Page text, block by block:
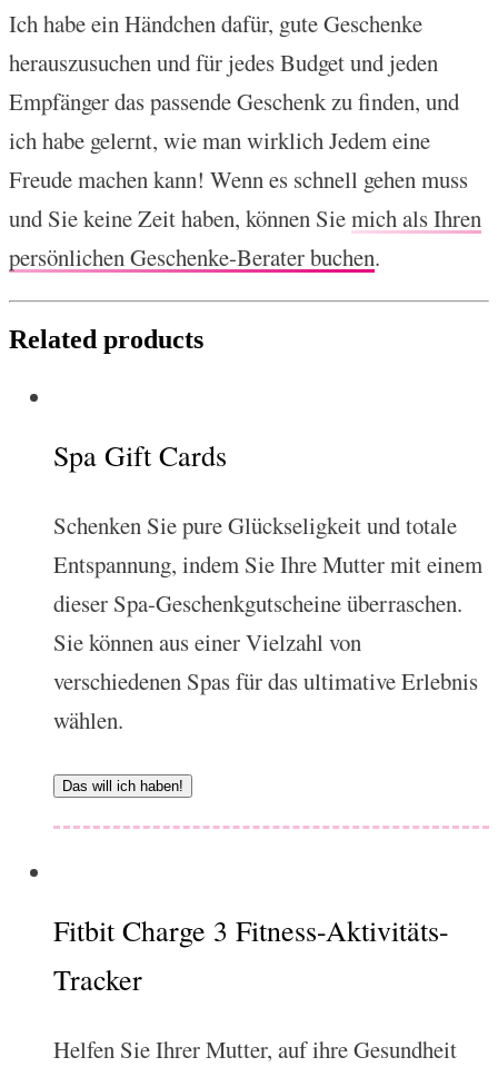
Ich habe ein Händchen dafür, gute Geschenke
herauszusuchen und für jedes Budget und jeden
Empfänger das passende Geschenk zu finden, und
ich habe gelernt, wie man wirklich Jedem eine
Freude machen kann! Wenn es schnell gehen muss
und Sie keine Zeit haben, können Siemich als Ihren
persönlichen Geschenke-Berater buchen.
Related products
Spa Gift Cards
Schenken Sie pure Glückseligkeit und totale
Entspannung, indem Sie Ihre Mutter mit einem
dieser Spa-Geschenkgutscheine überraschen.
Sie können aus einer Vielzahl von
verschiedenen Spas für das ultimative Erlebnis
wählen.
Das will ich haben!
Fitbit Charge 3 Fitness-Aktivitäts-
Tracker
Helfen Sie Ihrer Mutter, auf ihre Gesundheit